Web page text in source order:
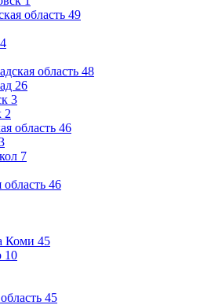
область 49
4
область 48
26
3
2
область 46
7
область 46
Коми 45
10
45